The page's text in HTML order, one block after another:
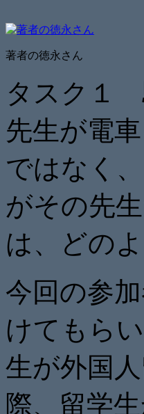
著者の徳永さん
タスク１
先生が電
ではなく
がその先
は、どの
今回の参
けてもら
生が外国
際、留学